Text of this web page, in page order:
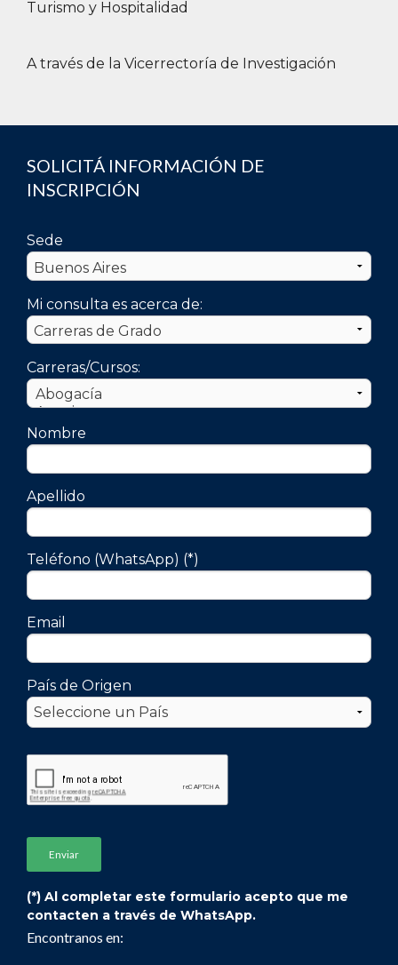
Turismo y Hospitalidad
A través de la Vicerrectoría de Investigación
SOLICITÁ INFORMACIÓN DE
INSCRIPCIÓN
Sede
Mi consulta es acerca de:
Carreras/Cursos:
Nombre
Apellido
Teléfono (WhatsApp) (*)
Email
País de Origen
(*) Al completar este formulario acepto que me
contacten a través de WhatsApp.
Encontranos en: